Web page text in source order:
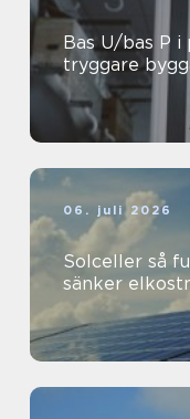
Bas U/bas P i
tryggare
06. juli 2026
Solceller så fungerar tekniken som
sänker